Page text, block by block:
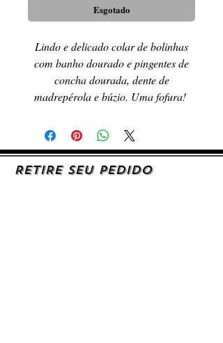
Esgotado
Lindo e delicado colar de bolinhas
com banho dourado e pingentes de
concha dourada, dente de
madrepérola e búzio. Uma fofura!
RETIRE SEU PEDIDO